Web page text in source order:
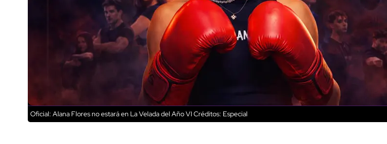
Oficial: Alana Flores no estará en La Velada del Año VICréditos: Especial